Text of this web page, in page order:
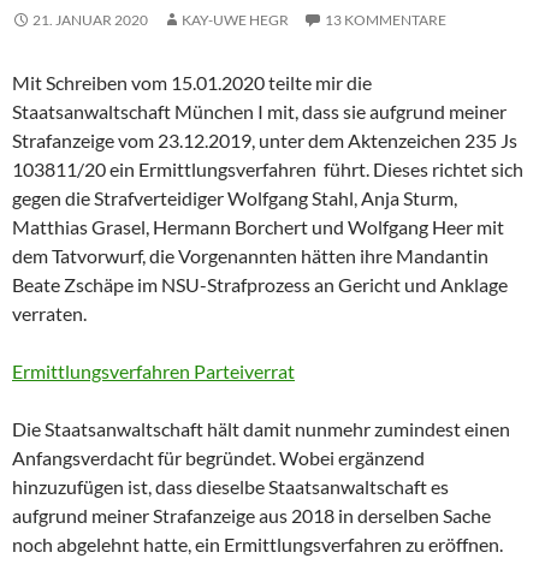
21. JANUAR 2020 KAY-UWE HEGR 13 KOMMENTARE
Mit Schreiben vom 15.01.2020 teilte mir die
Staatsanwaltschaft München I mit, dass sie aufgrund meiner
Strafanzeige vom 23.12.2019, unter dem Aktenzeichen 235 Js
103811/20 ein Ermittlungsverfahren führt. Dieses richtet sich
gegen die Strafverteidiger Wolfgang Stahl, Anja Sturm,
Matthias Grasel, Hermann Borchert und Wolfgang Heer mit
dem Tatvorwurf, die Vorgenannten hätten ihre Mandantin
Beate Zschäpe im NSU-Strafprozess an Gericht und Anklage
verraten.
Ermittlungsverfahren Parteiverrat
Die Staatsanwaltschaft hält damit nunmehr zumindest einen
Anfangsverdacht für begründet. Wobei ergänzend
hinzuzufügen ist, dass dieselbe Staatsanwaltschaft es
aufgrund meiner Strafanzeige aus 2018 in derselben Sache
noch abgelehnt hatte, ein Ermittlungsverfahren zu eröffnen.